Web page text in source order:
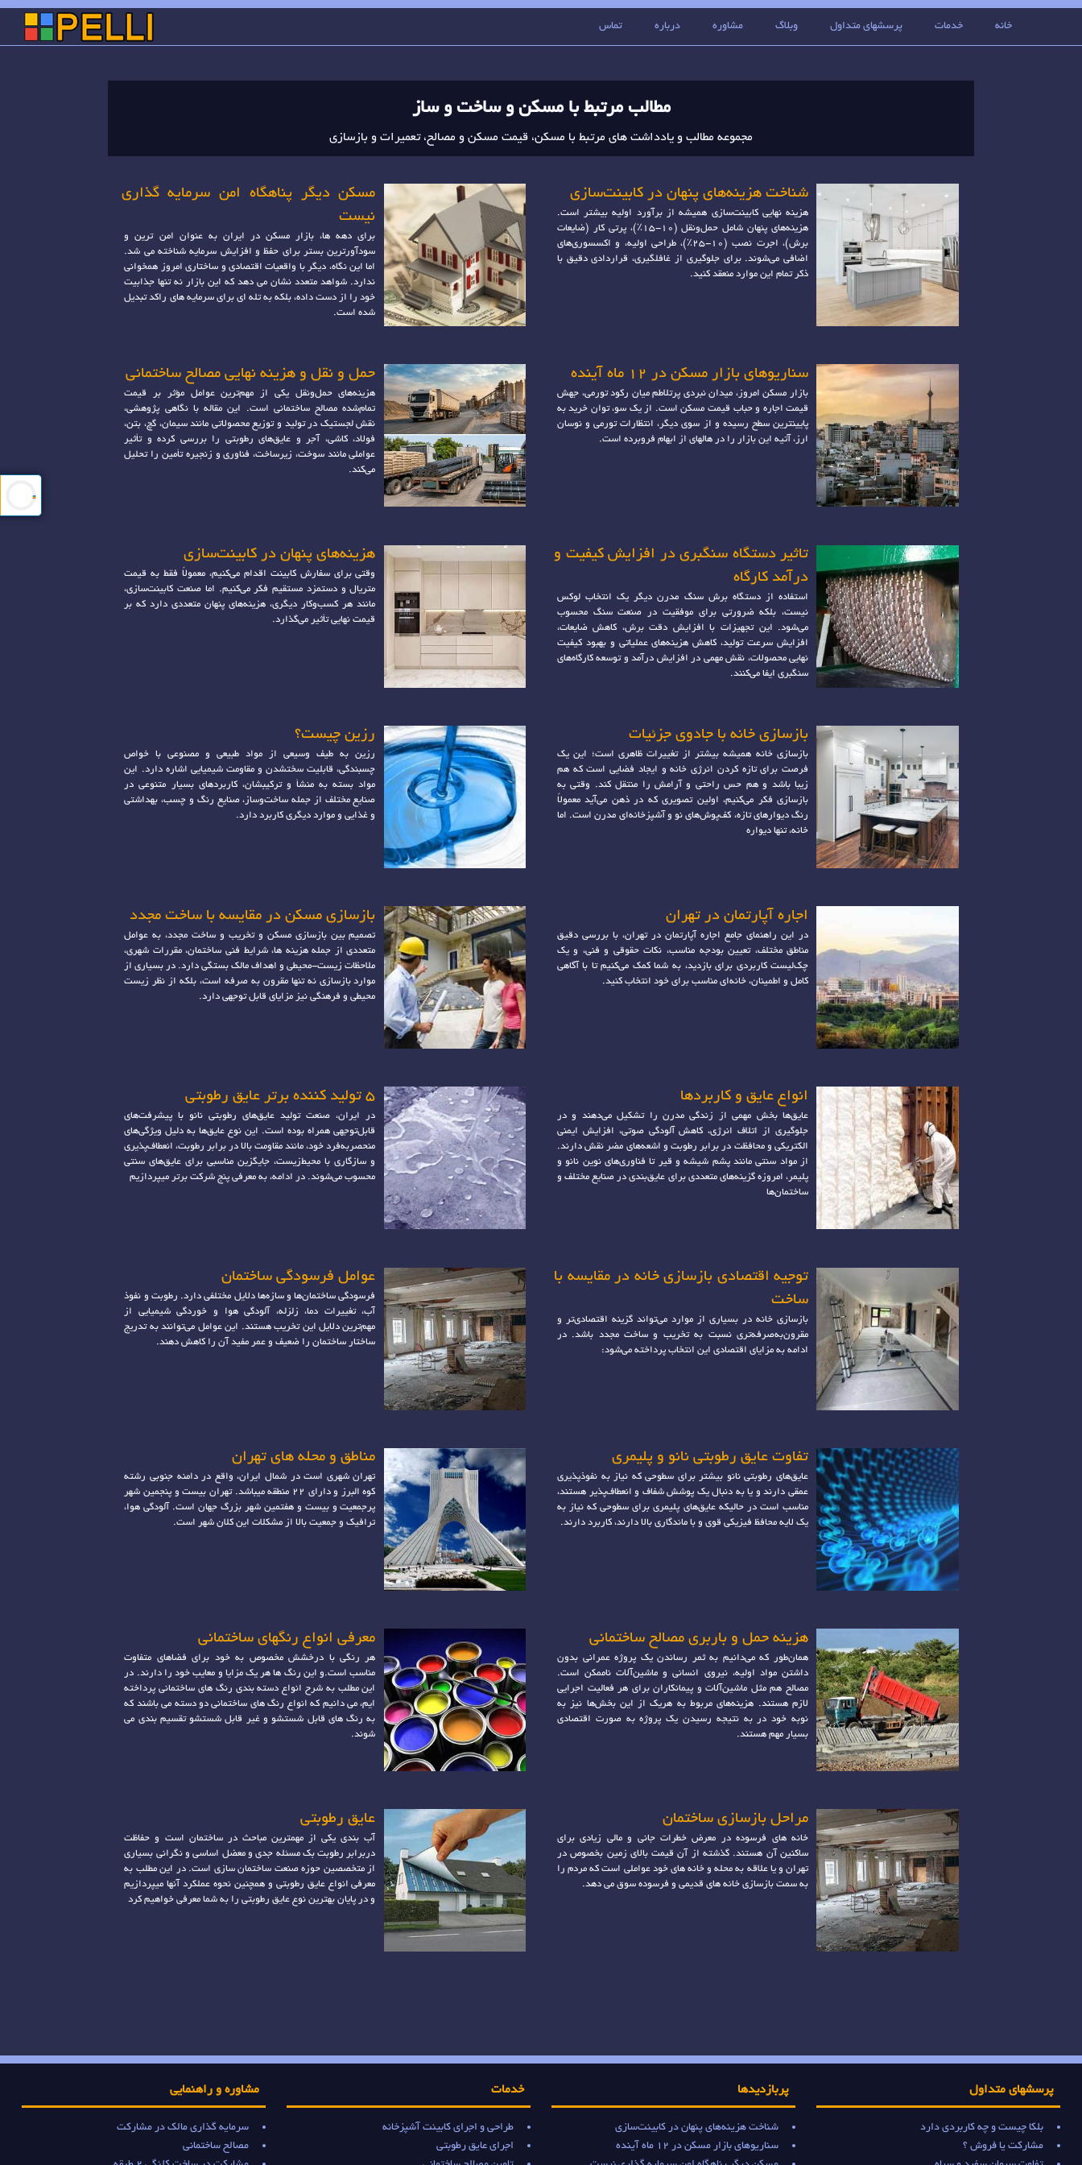
خانه خدمات پرسشهای متداول وبلاگ مشاوره درباره تماس
مطالب مرتبط با مسکن و ساخت و ساز
مجموعه مطالب و یادداشت های مرتبط با مسکن، قیمت مسکن و مصالح، تعمیرات و بازسازی
شناخت هزینه‌های پنهان در کابینت‌سازی
هزینه نهایی کابینت‌سازی همیشه از برآورد اولیه بیشتر است.
هزینه‌های پنهان شامل حمل‌ونقل (۱۰-۱۵٪)، پرتی کار (ضایعات
برش)، اجرت نصب (۱۰-۲۵٪)، طراحی اولیه، و اکسسوری‌های
اضافی می‌شوند. برای جلوگیری از غافلگیری، قراردادی دقیق با
ذکر تمام این موارد منعقد کنید.
مسکن دیگر پناهگاه امن سرمایه گذاری
نیست
برای دهه ها، بازار مسکن در ایران به عنوان امن ترین و
سودآورترین بستر برای حفظ و افزایش سرمایه شناخته می شد.
اما این نگاه، دیگر با واقعیات اقتصادی و ساختاری امروز همخوانی
ندارد. شواهد متعدد نشان می دهد که این بازار نه تنها جذابیت
خود را از دست داده، بلکه به تله ای برای سرمایه های راکد تبدیل
شده است.
سناریوهای بازار مسکن در 12 ماه آینده
بازار مسکن امروز، میدان نبردی پرتلاطم میان رکود تورمی، جهش
قیمت اجاره و حباب قیمت مسکن است. از یک سو، توان خرید به
پایینترین سطح رسیده و از سوی دیگر، انتظارات تورمی و نوسان
ارز، آتیه این بازار را در هالهای از ابهام فروبرده است.
حمل و نقل و هزینه نهایی مصالح ساختمانی
هزینه‌های حمل‌ونقل یکی از مهم‌ترین عوامل مؤثر بر قیمت
تمام‌شده مصالح ساختمانی است. این مقاله با نگاهی پژوهشی،
نقش لجستیک در تولید و توزیع محصولاتی مانند سیمان، گچ، بتن،
فولاد، کاشی، آجر و عایق‌های رطوبتی را بررسی کرده و تأثیر
عواملی مانند سوخت، زیرساخت، فناوری و زنجیره تأمین را تحلیل
می‌کند.
تاثیر دستگاه سنگبری در افزایش کیفیت و
درآمد کارگاه
استفاده از دستگاه برش سنگ مدرن دیگر یک انتخاب لوکس
نیست، بلکه ضرورتی برای موفقیت در صنعت سنگ محسوب
می‌شود. این تجهیزات با افزایش دقت برش، کاهش ضایعات،
افزایش سرعت تولید، کاهش هزینه‌های عملیاتی و بهبود کیفیت
نهایی محصولات، نقش مهمی در افزایش درآمد و توسعه کارگاه‌های
سنگبری ایفا می‌کنند.
هزینه‌های پنهان در کابینت‌سازی
وقتی برای سفارش کابینت اقدام می‌کنیم، معمولاً فقط به قیمت
متریال و دستمزد مستقیم فکر می‌کنیم. اما صنعت کابینت‌سازی،
مانند هر کسب‌وکار دیگری، هزینه‌های پنهان متعددی دارد که بر
قیمت نهایی تأثیر می‌گذارد.
بازسازی خانه با جادوی جزئیات
بازسازی خانه همیشه بیشتر از تغییرات ظاهری است؛ این یک
فرصت برای تازه کردن انرژی خانه و ایجاد فضایی است که هم
زیبا باشد و هم حس راحتی و آرامش را منتقل کند. وقتی به
بازسازی فکر می‌کنیم، اولین تصویری که در ذهن می‌آید معمولاً
رنگ دیوارهای تازه، کف‌پوش‌های نو و آشپزخانه‌ای مدرن است. اما
خانه، تنها دیواره
رزین چیست؟
رزین به طیف وسیعی از مواد طبیعی و مصنوعی با خواص
چسبندگی، قابلیت سختشدن و مقاومت شیمیایی اشاره دارد. این
مواد بسته به منشأ و ترکیبشان، کاربردهای بسیار متنوعی در
صنایع مختلف از جمله ساخت‌و‌ساز، صنایع رنگ و چسب، بهداشتی
و غذایی و موارد دیگری کاربرد دارد.
اجاره آپارتمان در تهران
در این راهنمای جامع اجاره آپارتمان در تهران، با بررسی دقیق
مناطق مختلف، تعیین بودجه مناسب، نکات حقوقی و فنی، و یک
چک‌لیست کاربردی برای بازدید، به شما کمک می‌کنیم تا با آگاهی
کامل و اطمینان، خانه‌ای مناسب برای خود انتخاب کنید.
بازسازی مسکن در مقایسه با ساخت مجدد
تصمیم بین بازسازی مسکن و تخریب و ساخت مجدد، به عوامل
متعددی از جمله هزینه ها، شرایط فنی ساختمان، مقررات شهری،
ملاحظات زیست-محیطی و اهداف مالک بستگی دارد. در بسیاری از
موارد بازسازی نه تنها مقرون به صرفه است، بلکه از نظر زیست
محیطی و فرهنگی نیز مزایای قابل توجهی دارد.
انواع عایق و کاربردها
عایق‌ها بخش مهمی از زندگی مدرن را تشکیل می‌دهند و در
جلوگیری از اتلاف انرژی، کاهش آلودگی صوتی، افزایش ایمنی
الکتریکی و محافظت در برابر رطوبت و اشعه‌های مضر نقش دارند.
از مواد سنتی مانند پشم شیشه و قیر تا فناوری‌های نوین نانو و
پلیمر، امروزه گزینه‌های متعددی برای عایق‌بندی در صنایع مختلف و
ساختمان‌ها
5 تولید کننده برتر عایق رطوبتی
در ایران، صنعت تولید عایق‌های رطوبتی نانو با پیشرفت‌های
قابل‌توجهی همراه بوده است. این نوع عایق‌ها به دلیل ویژگی‌های
منحصربه‌فرد خود، مانند مقاومت بالا در برابر رطوبت، انعطاف‌پذیری
و سازگاری با محیط‌زیست، جایگزین مناسبی برای عایق‌های سنتی
محسوب می‌شوند. در ادامه، به معرفی پنج شرکت برتر میپردازیم
توجیه اقتصادی بازسازی خانه در مقایسه با
ساخت
بازسازی خانه در بسیاری از موارد می‌تواند گزینه اقتصادی‌تر و
مقرون‌به‌صرفه‌تری نسبت به تخریب و ساخت مجدد باشد. در
ادامه به مزایای اقتصادی این انتخاب پرداخته می‌شود:
عوامل فرسودگی ساختمان
فرسودگی ساختمان‌ها و سازه‌ها دلایل مختلفی دارد. رطوبت و نفوذ
آب، تغییرات دما، زلزله، آلودگی هوا و خوردگی شیمیایی از
مهم‌ترین دلایل این تخریب هستند. این عوامل می‌توانند به تدریج
ساختار ساختمان را ضعیف و عمر مفید آن را کاهش دهند.
تفاوت عایق رطوبتی نانو و پلیمری
عایق‌های رطوبتی نانو بیشتر برای سطوحی که نیاز به نفوذپذیری
عمقی دارند و یا به دنبال یک پوشش شفاف و انعطاف‌پذیر هستند،
مناسب است در حالیکه عایق‌های پلیمری برای سطوحی که نیاز به
یک لایه محافظ فیزیکی قوی و با ماندگاری بالا دارند، کاربرد دارند.
مناطق و محله‎ های تهران
تهران شهری است در شمال ایران، واقع در دامنه جنوبی رشته
کوه البرز و دارای 22 منطقه میباشد. تهران بیست و پنجمین شهر
پرجمعیت و بیست و هفتمین شهر بزرگ جهان است. آلودگی هوا،
ترافیک و جمعیت بالا از مشکلات این کلان شهر است.
هزینه حمل و باربری مصالح ساختمانی
همان‌طور که می‌دانیم به ثمر رساندن یک پروژه عمرانی بدون
داشتن مواد اولیه، نیروی انسانی و ماشین‌آلات ناممکن است.
مصالح هم مثل ماشین‌آلات و پیمانکاران برای هر فعالیت اجرایی
لازم هستند. هزینه‌های مربوط به هریک از این بخش‌ها نیز به
نوبه خود در به نتیجه رسیدن یک پروژه به صورت اقتصادی
بسیار مهم هستند.
معرفی انواع رنگهای ساختمانی
هر رنگی با درخشش مخصوص به خود برای فضاهای متفاوت
مناسب است.و این رنگ ها هر یک مزایا و معایب خود را دارند. در
این مطلب به شرح انواع دسته بندی رنگ های ساختمانی پرداخته
ایم، می دانیم که انواع رنگ های ساختمانی دو دسته می باشند که
به رنگ های قابل شستشو و غیر قابل شستشو تقسیم بندی می
شوند.
مراحل بازسازی ساختمان
خانه های فرسوده در معرض خطرات جانی و مالی زیادی برای
ساکنین آن هستند. گذشته از آن قیمت بالای زمین بخصوص در
تهران و یا علاقه به محله و خانه های خود عواملی است که مردم را
به سمت بازسازی خانه های قدیمی و فرسوده سوق می دهد.
عایق رطوبتی
آب بندی یکی از مهمترین مباحث در ساختمان است و حفاظت
دربرابر رطوبت بک مسئله جدی و معضل اساسی و نگرانی بسیاری
از متخصصین حوزه صنعت ساختمان سازی است. در این مطلب به
معرفی انواع عایق رطوبتی و همچنین نحوه عملکرد آنها میپردازیم
و در پایان بهترین نوع عایق رطوبتی را به شما معرفی خواهیم کرد
پرسشهای متداول
بلکا چیست و چه کاربردی دارد
مشارکت یا فروش ؟
پربازدیدها
شناخت هزینه‌های پنهان در کابینت‌سازی
سناریوهای بازار مسکن در 12 ماه آینده
خدمات
طراحی و اجرای کابینت آشپزخانه
اجرای عایق رطوبتی
مشاوره و راهنمایی
سرمایه گذاری مالک در مشارکت
مصالح ساختمانی